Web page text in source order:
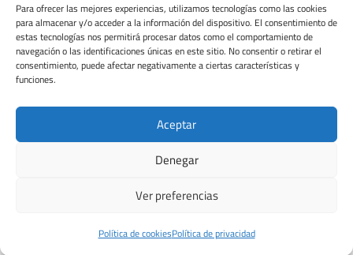
Para ofrecer las mejores experiencias, utilizamos tecnologías como las cookies
para almacenar y/o acceder a la información del dispositivo. El consentimiento de
estas tecnologías nos permitirá procesar datos como el comportamiento de
navegación o las identificaciones únicas en este sitio. No consentir o retirar el
consentimiento, puede afectar negativamente a ciertas características y
funciones.
Aceptar
Denegar
Ver preferencias
Política de cookiesPolítica de privacidad